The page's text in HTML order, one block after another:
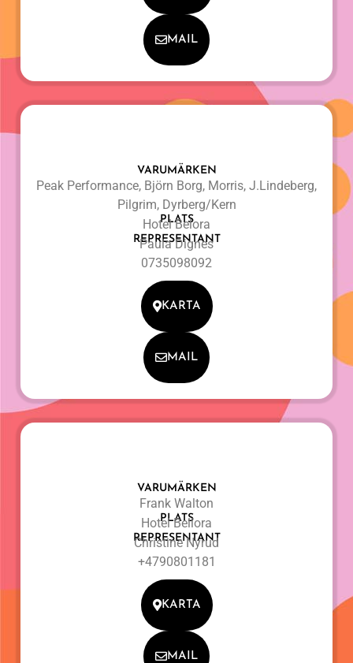
MAIL
VARUMÄRKEN
Peak Performance, Björn Borg, Morris, J.Lindeberg,
Pilgrim, Dyrberg/Kern
PLATS
Hotel Belora
REPRESENTANT
Paula Dignes
0735098092
KARTA
MAIL
VARUMÄRKEN
Frank Walton
PLATS
Hotel Bellora
REPRESENTANT
Christine Nyrud
+4790801181
KARTA
MAIL